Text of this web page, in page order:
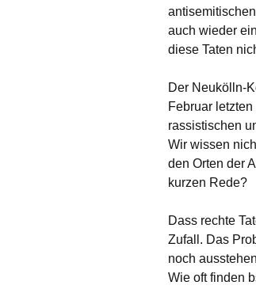
auch wieder
diese Taten
Der Neukölln-
Februar
rassistischen
Wir wissen
den Orten der
kurzen Rede?
Dass rechte
Zufall. Das
noch
Wie oft finden